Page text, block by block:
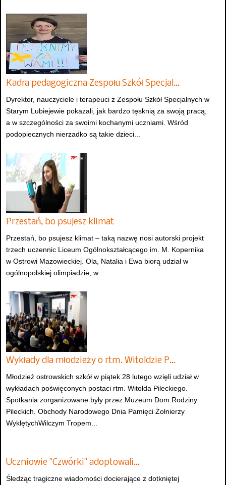
Kadra pedagogiczna Zespołu Szkół Specjal…
Dyrektor, nauczyciele i terapeuci z Zespołu Szkół Specjalnych w
Starym Lubiejewie pokazali, jak bardzo tęsknią za swoją pracą,
a w szczególności za swoimi kochanymi uczniami. Wśród
podopiecznych nierzadko są takie dzieci...
Przestań, bo psujesz klimat
Przestań, bo psujesz klimat – taką nazwę nosi autorski projekt
trzech uczennic Liceum Ogólnokształcącego im. M. Kopernika
w Ostrowi Mazowieckiej. Ola, Natalia i Ewa biorą udział w
ogólnopolskiej olimpiadzie, w...
Wykłady dla młodzieży o rtm. Witoldzie P…
Młodzież ostrowskich szkół w piątek 28 lutego wzięli udział w
wykładach poświęconych postaci rtm. Witolda Pileckiego.
Spotkania zorganizowane były przez Muzeum Dom Rodziny
Pileckich. Obchody Narodowego Dnia Pamięci Żołnierzy
WyklętychWilczym Tropem...
Uczniowie "Czwórki" adoptowali…
Śledząc tragiczne wiadomości docierające z dotkniętej